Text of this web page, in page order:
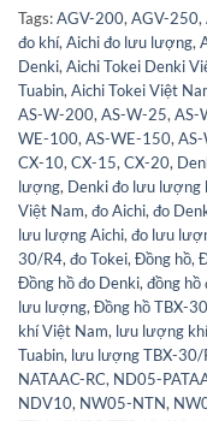
Tags:AGV-200,AGV-250,
đo khí,Aichi đo lưu lượng,
Denki,Aichi Tokei Denki
Tuabin,Aichi Tokei Việt
AS-W-200,AS-W-25,AS-
WE-100,AS-WE-150,
CX-10,CX-15,CX-20,
lượng, Denki đo lưu lượng
Việt Nam,đo Aichi,đo
lưu lượng Aichi,đo lưu
30/R4,đo Tokei,Đồng hồ,
Đồng hồ đo Denki,đồng hồ
lưu lượng,Đồng hồ TBX-
khí Việt Nam, lưu lượng khí
Tuabin, lưu lượng TBX-30/
NATAAC-RC, ND05-
NDV10, NW05-NTN,